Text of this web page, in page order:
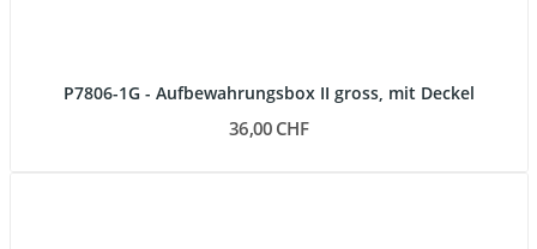
P7806-1G - Aufbewahrungsbox II gross, mit Deckel
36,00 CHF